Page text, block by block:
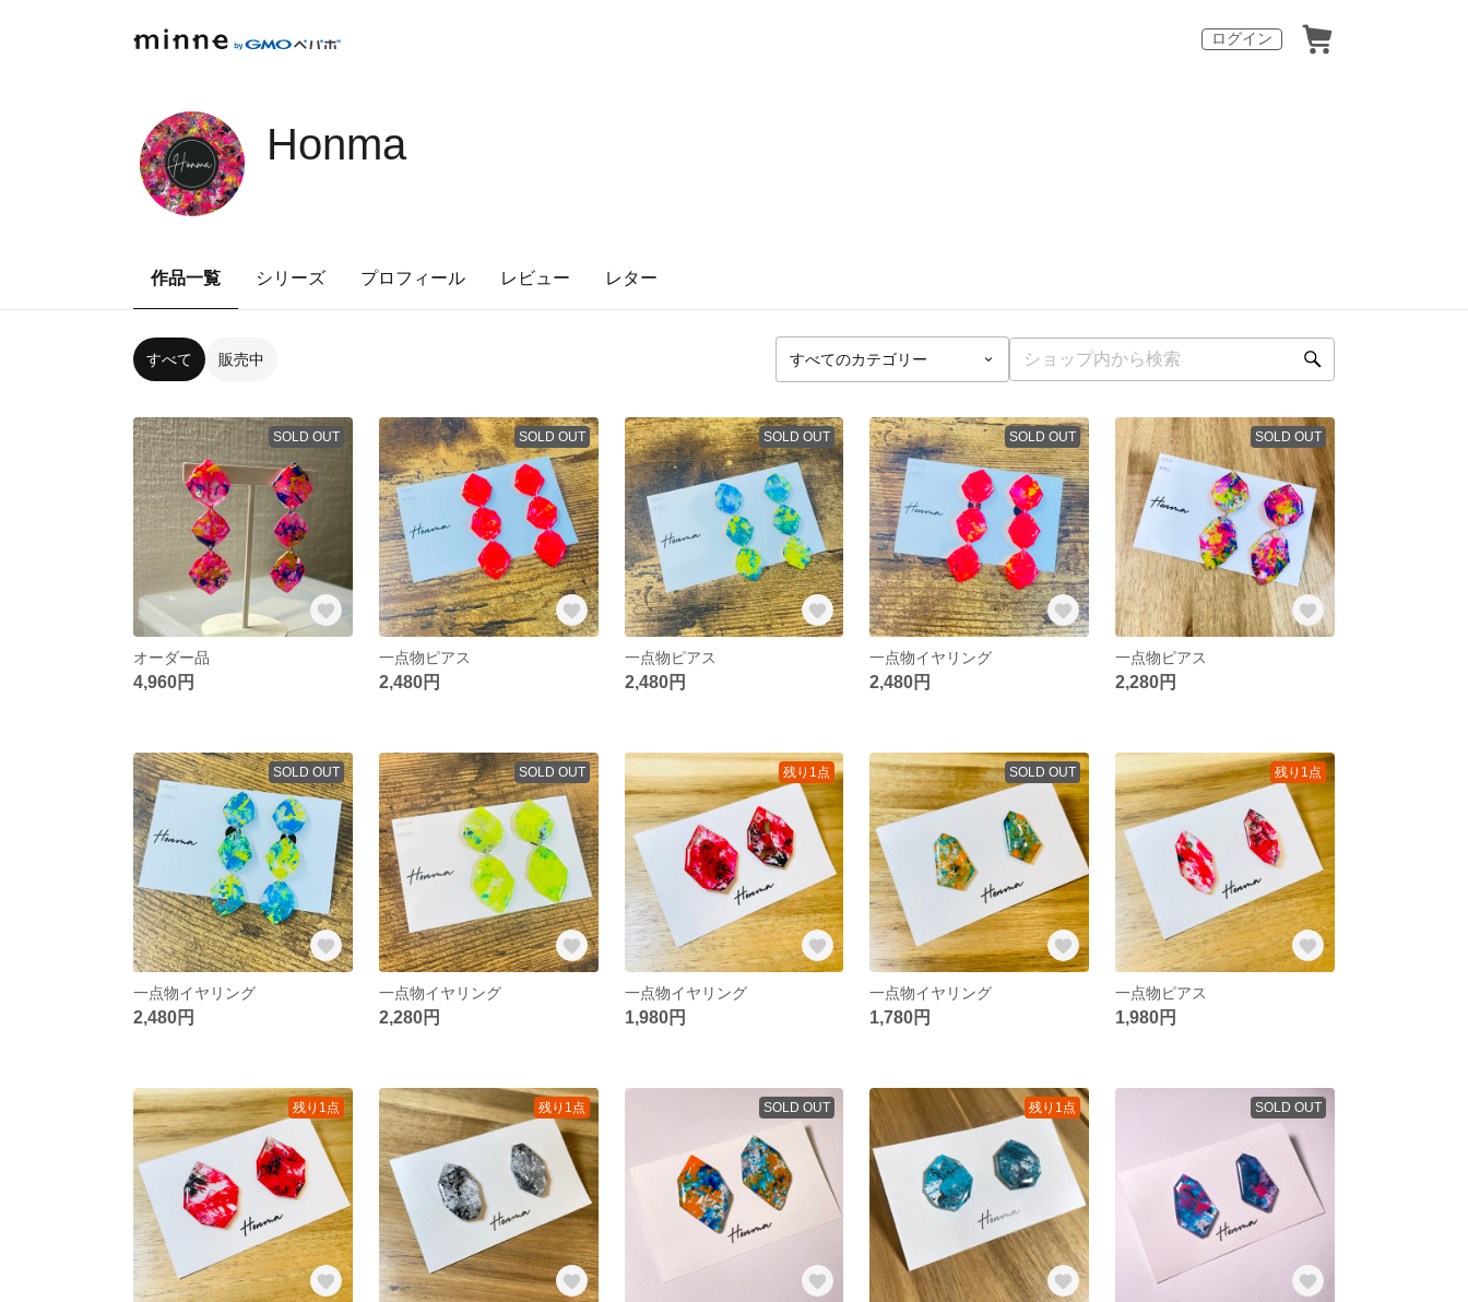
ログイン
Honma
作品一覧 シリーズ プロフィール レビュー レター
すべて 販売中
SOLD OUT
オーダー品
4,960円
SOLD OUT
一点物ピアス
2,480円
SOLD OUT
一点物ピアス
2,480円
SOLD OUT
一点物イヤリング
2,480円
SOLD OUT
一点物ピアス
2,280円
SOLD OUT
一点物イヤリング
2,480円
SOLD OUT
一点物イヤリング
2,280円
残り1点
一点物イヤリング
1,980円
SOLD OUT
一点物イヤリング
1,780円
残り1点
一点物ピアス
1,980円
残り1点 残り1点 SOLD OUT 残り1点 SOLD OUT